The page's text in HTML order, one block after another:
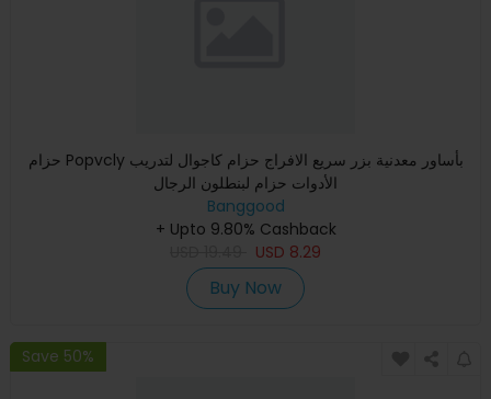
حزام Popvcly بأساور معدنية بزر سريع الافراج حزام كاجوال لتدريب
الأدوات حزام لبنطلون الرجال
Banggood
+ Upto 9.80% Cashback
USD 8.29
Buy Now
Save 50%